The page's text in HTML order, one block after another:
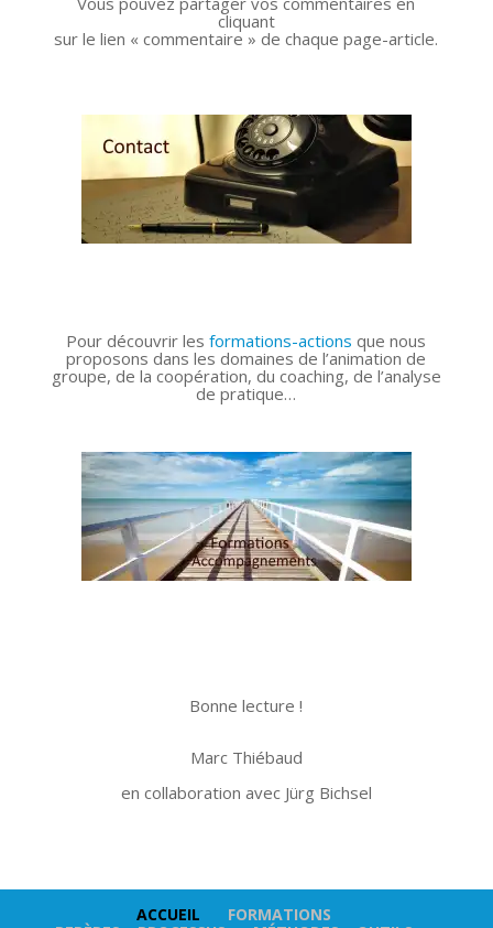
cliquant
sur le lien « commentaire » de chaque page-article.
Pour découvrir lesformations-actions que nous
proposons dans les domaines de l’animation de
groupe, de la coopération, du coaching, de l’analyse
de pratique…
Bonne lecture !
Marc Thiébaud
en collaboration avec Jürg Bichsel
ACCUEIL
FORMATIONS